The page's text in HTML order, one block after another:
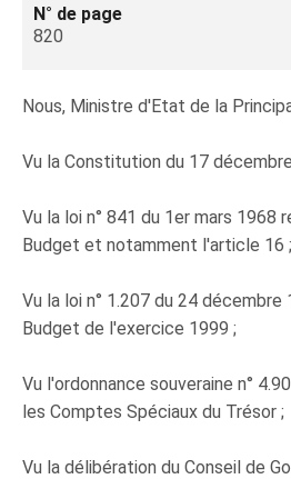
N° de page
820
Nous, Ministre d'Etat de la
Vu la Constitution du 17
Vu la loi n° 841 du 1er mars 1968
Budget et notamment l'article 16 ;
Vu la loi n° 1.207 du 24
Budget de l'exercice 1999 ;
Vu l'ordonnance souveraine n°
les Comptes Spéciaux du Trésor ;
Vu la délibération du Conseil de